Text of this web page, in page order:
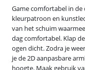
Game comfortabel in de
kleurpatroon en
van het schuim
dag comfortabel. Klap
ogen dicht. Zodra je
je de 2D aanpasbare
hoogte. Maak gebruik